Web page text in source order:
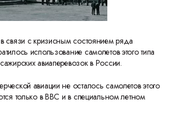
связи с кризисным состоянием ряда
использование самолетов этого типа
авиаперевозок в России.
авиации не осталось самолетов этого
только в ВВС и в специальном летном